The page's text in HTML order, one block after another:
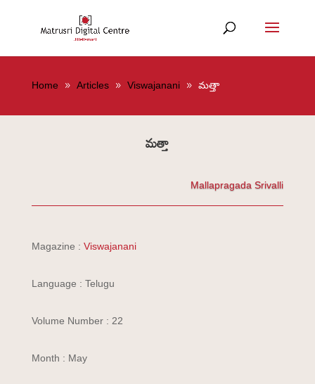
Home Articles Viswajanani మత్తా
మత్తా
Mallapragada Srivalli
Magazine : Viswajanani
Language : Telugu
Volume Number : 22
Month : May